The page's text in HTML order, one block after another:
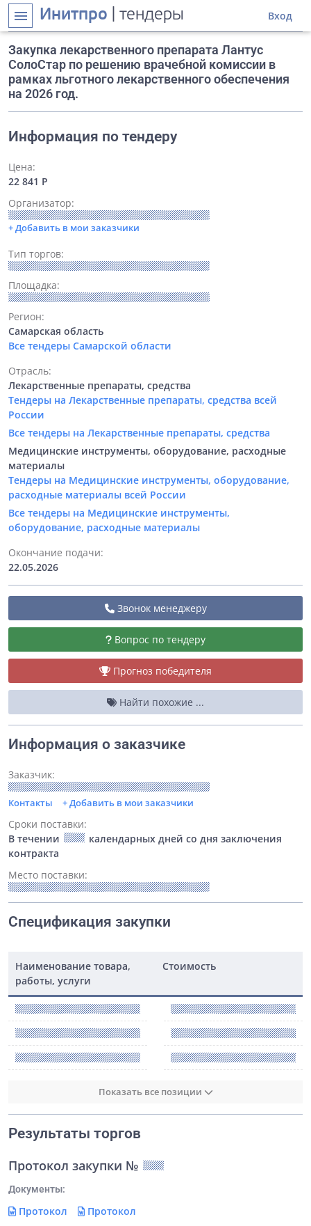
menu Инитпро | тендеры Вход
Закупка лекарственного препарата Лантус
СолоСтар по решению врачебной комиссии в
рамках льготного лекарственного обеспечения
на 2026 год.
Информация по тендеру
Цена:
22 841 Р
Организатор:
+ Добавить в мои заказчики
Тип торгов:
Площадка:
Регион:
Самарская область
Все тендеры Самарской области
Отрасль:
Лекарственные препараты, средства
Тендеры на Лекарственные препараты, средства всей
России
Все тендеры на Лекарственные препараты, средства
Медицинские инструменты, оборудование, расходные
материалы
Тендеры на Медицинские инструменты, оборудование,
расходные материалы всей России
Все тендеры на Медицинские инструменты,
оборудование, расходные материалы
Окончание подачи:
22.05.2026
Звонок менеджеру
Вопрос по тендеру
Прогноз победителя
Найти похожие ...
Информация о заказчике
Заказчик:
Контакты + Добавить в мои заказчики
Сроки поставки:
В течении
календарных дней со дня заключения
контракта
Место поставки:
Спецификация закупки
Наименование товара,
работы, услуги
Стоимость
Показать все позиции
Результаты торгов
Протокол закупки №
Документы:
Протокол Протокол